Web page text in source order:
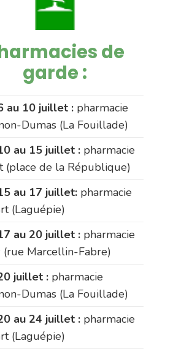
de
garde :
au 10 juillet : pharmacie
Dumas (La Fouillade)
au 15 juillet : pharmacie
(place de la République)
au 17 juillet: pharmacie
(Laguépie)
au 20 juillet : pharmacie
(rue Marcellin-Fabre)
juillet : pharmacie
Dumas (La Fouillade)
au 24 juillet : pharmacie
(Laguépie)